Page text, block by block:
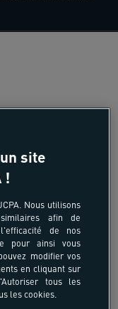
site
!
Nous utilisons
afin de
de nos
pour ainsi vous
modifier vos
en cliquant sur
tous les
les cookies.